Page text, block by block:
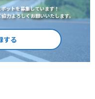
ットを募集しています！
力よろしくお願いいたします。
する